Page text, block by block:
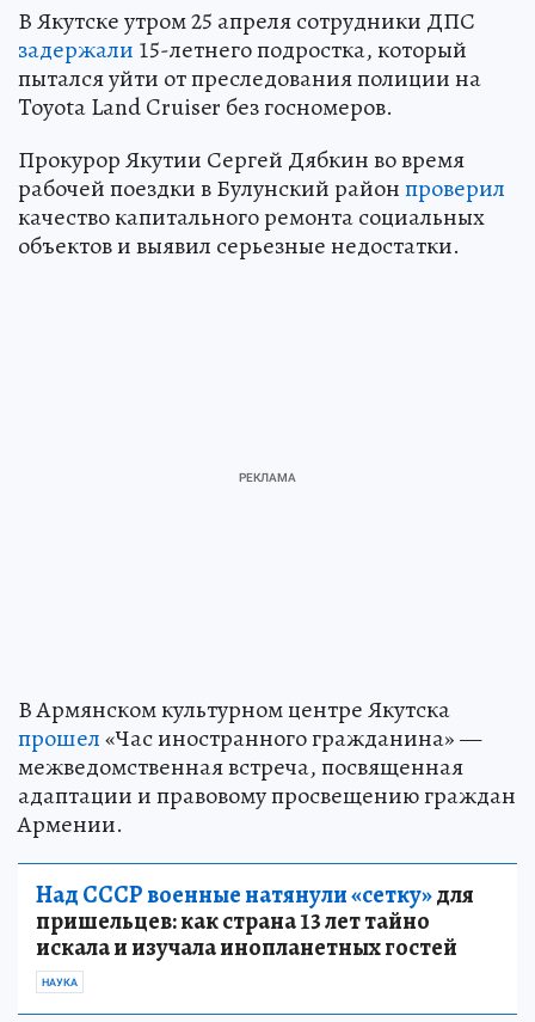
В Якутске утром 25 апреля сотрудники ДПС
задержали 15-летнего подростка, который
пытался уйти от преследования полиции на
Toyota Land Cruiser без госномеров.
Прокурор Якутии Сергей Дябкин во время
рабочей поездки в Булунский районпроверил
качество капитального ремонта социальных
объектов и выявил серьезные недостатки.
В Армянском культурном центре Якутска
прошел«Час иностранного гражданина» —
межведомственная встреча, посвященная
адаптации и правовому просвещению граждан
Армении.
Над СССР военные натянули «сетку»для
пришельцев: как страна 13 лет тайно
искала и изучала инопланетных гостей
НАУКА